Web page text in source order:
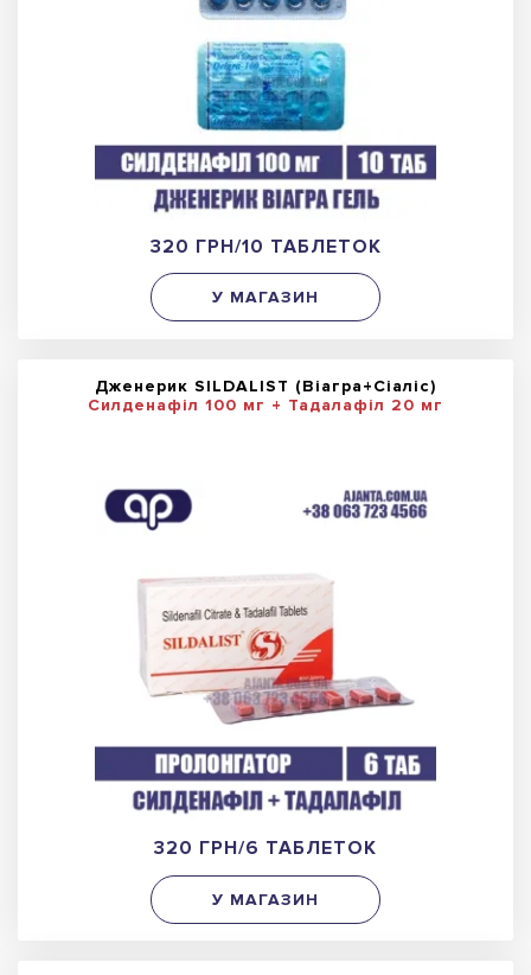
320 ГРН/10 ТАБЛЕТОК
У МАГАЗИН
Дженерик SILDALIST (Віагра+Сіаліс)
Силденафіл 100 мг + Тадалафіл 20 мг
320 ГРН/6 ТАБЛЕТОК
У МАГАЗИН